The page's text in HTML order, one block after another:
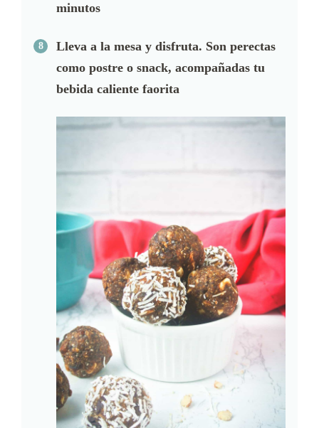
minutos
Lleva a la mesa y disfruta. Son perectas
como postre o snack, acompañadas tu
bebida caliente faorita